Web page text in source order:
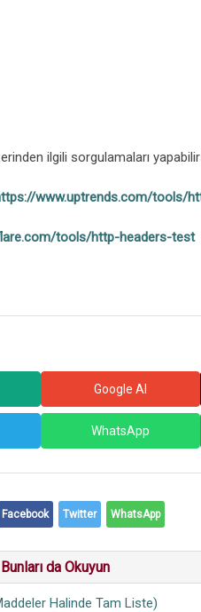
ilgili sorgulamaları
www.uptrends.com/tools/
tools/http-headers-test
Google AI
WhatsApp
Facebook Twitter WhatsApp
Bunları da Okuyun
Halinde Tam Liste)